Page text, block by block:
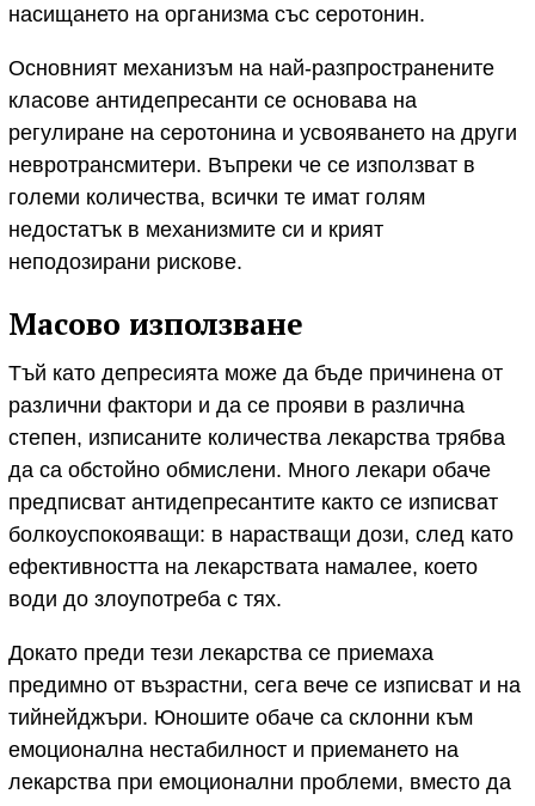
насищането на организма със серотонин.
Основният механизъм на най-разпространените
класове антидепресанти се основава на
регулиране на серотонина и усвояването на други
невротрансмитери. Въпреки че се използват в
големи количества, всички те имат голям
недостатък в механизмите си и крият
неподозирани рискове.
Масово използване
Тъй като депресията може да бъде причинена от
различни фактори и да се прояви в различна
степен, изписаните количества лекарства трябва
да са обстойно обмислени. Много лекари обаче
предписват антидепресантите както се изписват
болкоуспокояващи: в нарастващи дози, след като
ефективността на лекарствата намалее, което
води до злоупотреба с тях.
Докато преди тези лекарства се приемаха
предимно от възрастни, сега вече се изписват и на
тийнейджъри. Юношите обаче са склонни към
емоционална нестабилност и приемането на
лекарства при емоционални проблеми, вместо да